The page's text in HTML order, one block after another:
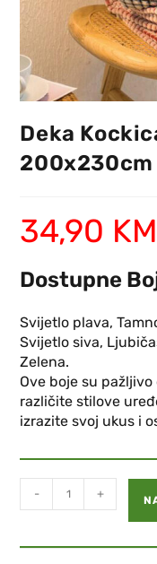
Deka
200x230cm
34,90 KM
Dostupne
Svijetlo plava,
Svijetlo siva,
Zelena.
Ove boje su
različite stilove
izrazite svoj ukus i
- +